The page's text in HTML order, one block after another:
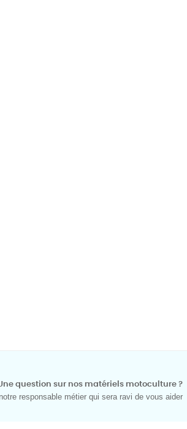
question sur nos matériels motoculture ?
responsable métier qui sera ravi de vous aider